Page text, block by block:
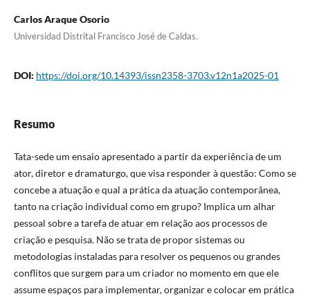
Carlos Araque Osorio
Universidad Distrital Francisco José de Caldas.
DOI: https://doi.org/10.14393/issn2358-3703.v12n1a2025-01
Resumo
Tata-sede um ensaio apresentado a partir da experiência de um
ator, diretor e dramaturgo, que visa responder à questão: Como se
concebe a atuação e qual a prática da atuação contemporânea,
tanto na criação individual como em grupo? Implica um alhar
pessoal sobre a tarefa de atuar em relação aos processos de
criação e pesquisa. Não se trata de propor sistemas ou
metodologias instaladas para resolver os pequenos ou grandes
conflitos que surgem para um criador no momento em que ele
assume espaços para implementar, organizar e colocar em prática